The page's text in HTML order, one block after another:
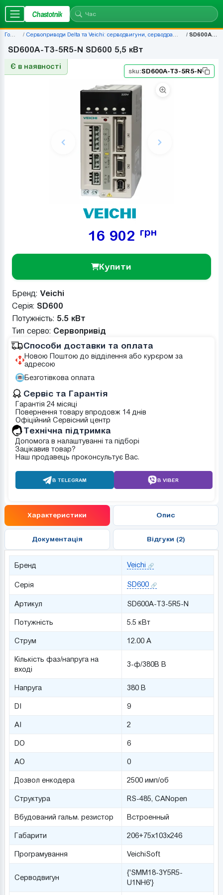
Chastotnik
Головна Сервоприводи Delta та Veichi: серводвигуни, серводрайвери, комплекти — ціни | Chastotnik.ua SD600A-T3-5R5-N
SD600A-T3-5R5-N SD600 5,5 кВт
Є в наявності
sku:SD600A-T3-5R5-N
16 902 грн
Купити
Бренд: Veichi
Серія: SD600
Потужність: 5.5 кВт
Тип серво: Сервопривід
Способи доставки та оплата
Новою Поштою до відділення або курєром за
адресою
Безготівкова оплата
Сервіс та Гарантія
Гарантія 24 місяці
Повернення товару впродовж 14 днів
Офіційний Сервісний центр
Tехнічна підтримка
Допомога в налаштуванні та підборі
Зацікавив товар?
Наш продавець проконсультує Вас.
В TELEGRAM В VIBER
Характеристики Опис
Документація Відгуки (2)
Бренд Veichi
Серія SD600
Артикул SD600A-T3-5R5-N
Потужність 5.5 кВт
Струм 12.00 А
Кількість фаз/напруга на
вході
3-ф/380В В
Напруга 380 В
DI 9
AI 2
DO 6
AO 0
Дозвол енкодера 2500 имп/об
Структура RS-485, САNopen
Вбудований гальм. резистор Встроенный
Габарити 206+75х103х246
Програмування VeichiSoft
Серводвигун
{'SMM18-3Y5R5-
U1NH6'}